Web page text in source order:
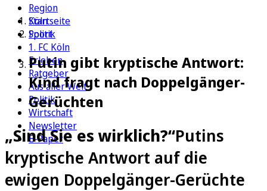
Region
Köln
Sport
1. FC Köln
Erleben
Ratgeber
Aus aller Welt
Politik
Wirtschaft
Newsletter
E-Paper
Startseite
Politik
Putin gibt kryptische Antwort:
Kind fragt nach Doppelgänger-
Gerüchten
„Sind Sie es wirklich?“Putins
kryptische Antwort auf die
ewigen Doppelgänger-Gerüchte